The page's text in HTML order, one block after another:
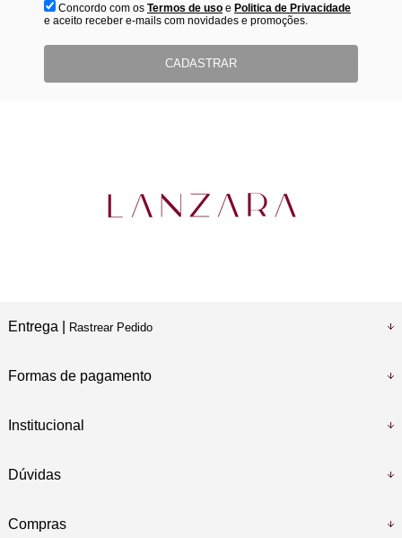
Concordo com os Termos de usoe Politica de Privacidade
e aceito receber e-mails com novidades e promoções.
CADASTRAR
Entrega | Rastrear Pedido
Formas de pagamento
Institucional
Dúvidas
Compras